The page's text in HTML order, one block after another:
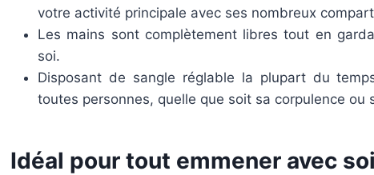
votre activité principale avec ses nombreux
Les mains sont complètement libres tout en
soi.
Disposant de sangle réglable la plupart du
toutes personnes, quelle que soit sa corpulence ou
Idéal pour tout emmener avec